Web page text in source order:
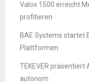
Valox 1500 erreicht
profitieren
BAE Systems startet
Plattformen
TEKEVER präsentiert
autonom